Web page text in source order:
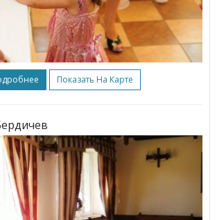
Показать На Карте